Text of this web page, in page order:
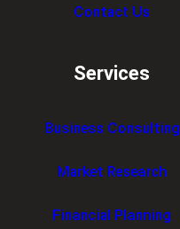
Contact Us
Services
Business Consulting
Market Research
Financial Planning